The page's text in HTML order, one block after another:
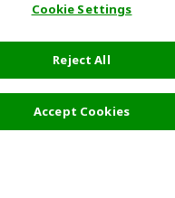
Cookie Settings
Reject All
Accept Cookies